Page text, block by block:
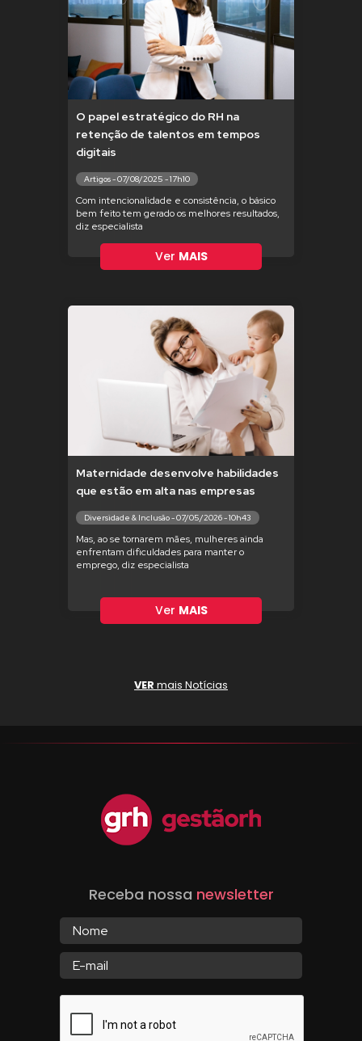
O papel estratégico do RH na
retenção de talentos em tempos
digitais
Artigos - 07/08/2025 - 17h10
Com intencionalidade e consistência, o básico
bem feito tem gerado os melhores resultados,
diz especialista
Ver MAIS
Maternidade desenvolve habilidades
que estão em alta nas empresas
Diversidade & Inclusão - 07/05/2026 - 10h43
Mas, ao se tornarem mães, mulheres ainda
enfrentam dificuldades para manter o
emprego, diz especialista
Ver MAIS
VER mais Notícias
Receba nossa newsletter